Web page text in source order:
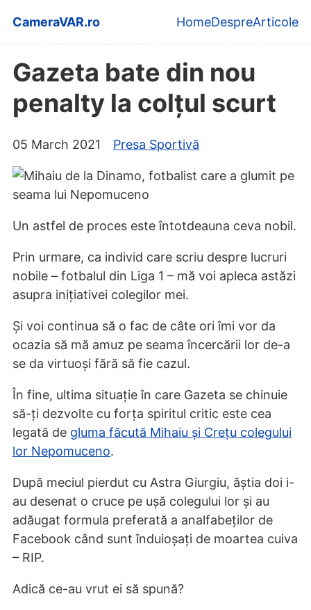
Skip to main content
CameraVAR.ro
Top level
HomeDespreArticole
Gazeta bate din nou
penalty la colțul scurt
05 March 2021 Presa Sportivă
Un astfel de proces este întotdeauna ceva nobil.
Prin urmare, ca individ care scriu despre lucruri
nobile – fotbalul din Liga 1 – mă voi apleca astăzi
asupra inițiativei colegilor mei.
Și voi continua să o fac de câte ori îmi vor da
ocazia să mă amuz pe seama încercării lor de-a
se da virtuoși fără să fie cazul.
În fine, ultima situație în care Gazeta se chinuie
să-ți dezvolte cu forța spiritul critic este cea
legată de gluma făcută Mihaiu și Crețu colegului
lor Nepomuceno.
După meciul pierdut cu Astra Giurgiu, ăștia doi i-
au desenat o cruce pe ușă colegului lor și au
adăugat formula preferată a analfabeților de
Facebook când sunt înduioșați de moartea cuiva
– RIP.
Adică ce-au vrut ei să spună?